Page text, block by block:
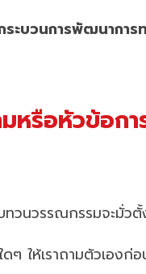
ระบวนการพัฒนากา
หรือหัวข้อก
ทวนวรรณกรรมจะมั่ว
ๆ ให้เราถามตัวเองก่อ